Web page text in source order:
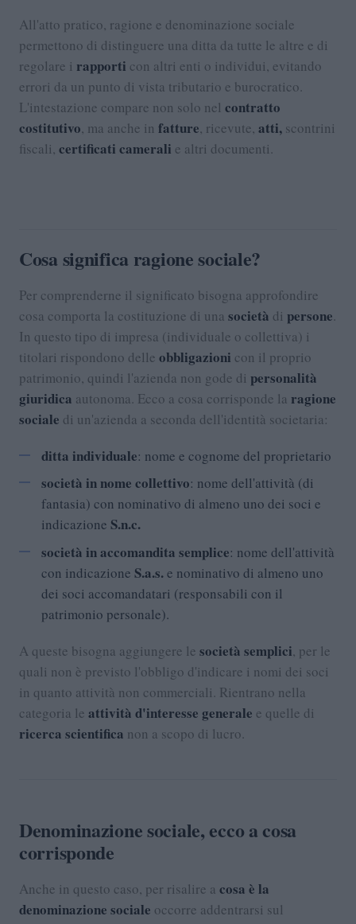
All'atto pratico, ragione e denominazione sociale
permettono di distinguere una ditta da tutte le altre e di
regolare i rapporti con altri enti o individui, evitando
errori da un punto di vista tributario e burocratico.
L'intestazione compare non solo nel contratto
costitutivo, ma anche in fatture, ricevute, atti, scontrini
fiscali, certificati camerali e altri documenti.
Cosa significa ragione sociale?
Per comprenderne il significato bisogna approfondire
cosa comporta la costituzione di una società di persone
In questo tipo di impresa (individuale o collettiva) i
titolari rispondono delle obbligazioni con il proprio
patrimonio, quindi l'azienda non gode di personalità
giuridica autonoma. Ecco a cosa corrisponde la ragione
sociale di un'azienda a seconda dell'identità societaria:
ditta individuale: nome e cognome del proprietario
società in nome collettivo: nome dell'attività (di
fantasia) con nominativo di almeno uno dei soci e
indicazione S.n.c.
società in accomandita semplice: nome dell'attività
con indicazione S.a.s.e nominativo di almeno uno
dei soci accomandatari (responsabili con il
patrimonio personale).
A queste bisogna aggiungere le società semplici, per le
quali non è previsto l'obbligo d'indicare i nomi dei soci
in quanto attività non commerciali. Rientrano nella
categoria le attività d'interesse generale e quelle di
ricerca scientifica non a scopo di lucro.
Denominazione sociale, ecco a cosa
corrisponde
Anche in questo caso, per risalire a cosa è la
denominazione sociale occorre addentrarsi sul